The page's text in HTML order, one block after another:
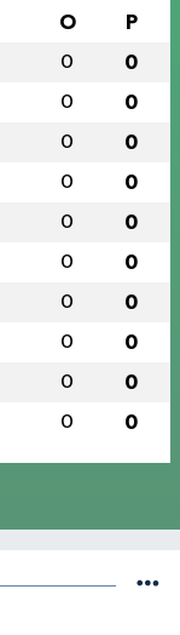
O P
0 0
0 0
0 0
0 0
0 0
0 0
0 0
0 0
0 0
0 0